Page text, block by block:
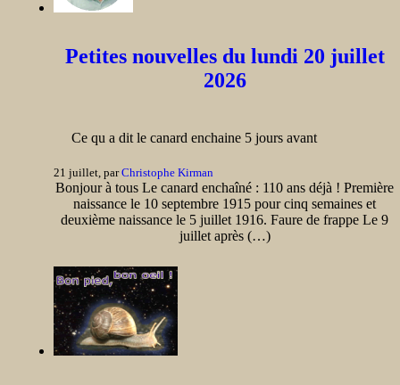
Petites nouvelles du lundi 20 juillet
2026
Ce qu a dit le canard enchaine 5 jours avant
21 juillet, parChristophe Kirman
Bonjour à tous Le canard enchaîné : 110 ans déjà ! Première
naissance le 10 septembre 1915 pour cinq semaines et
deuxième naissance le 5 juillet 1916. Faure de frappe Le 9
juillet après (…)